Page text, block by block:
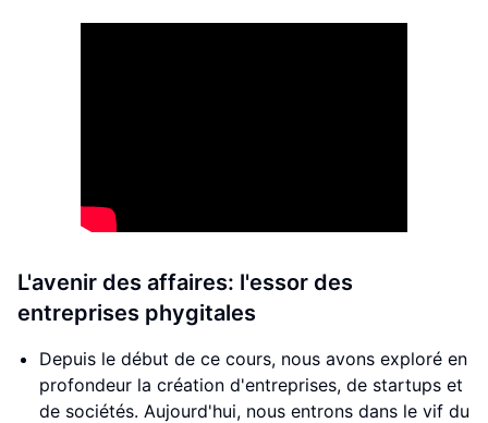
L'avenir des affaires: l'essor des
entreprises phygitales
Depuis le début de ce cours, nous avons exploré en
profondeur la création d'entreprises, de startups et
de sociétés. Aujourd'hui, nous entrons dans le vif du